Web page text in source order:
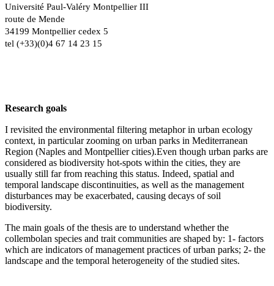
Université Paul-Valéry Montpellier III
route de Mende
34199 Montpellier cedex 5
tel (+33)(0)4 67 14 23 15
Research goals
I revisited the environmental filtering metaphor in urban ecology
context, in particular zooming on urban parks in Mediterranean
Region (Naples and Montpellier cities).Even though urban parks are
considered as biodiversity hot-spots within the cities, they are
usually still far from reaching this status. Indeed, spatial and
temporal landscape discontinuities, as well as the management
disturbances may be exacerbated, causing decays of soil
biodiversity.
The main goals of the thesis are to understand whether the
collembolan species and trait communities are shaped by: 1- factors
which are indicators of management practices of urban parks; 2- the
landscape and the temporal heterogeneity of the studied sites.